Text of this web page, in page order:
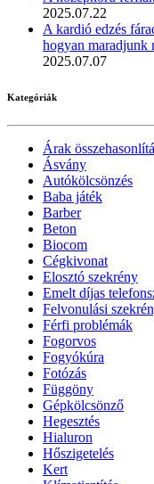
2025.07.22
A kardió edzés
hogyan maradjunk
2025.07.07
Kategóriák
Árak
Ásvány
Autókölcsönzés
Baba játék
Barber
Beton
Biocom
Cégkivonat
Elosztó szekrény
Emelt díjas
Felvonulási
Férfi problémák
Fogorvos
Fogyókúra
Fotózás
Függöny
Gépkölcsönző
Hegesztés
Hialuron
Hőszigetelés
Kert